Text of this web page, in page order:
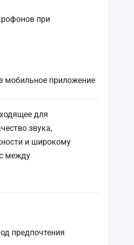
при
мобильное приложение
для
звука,
и широкому
между
предпочтения